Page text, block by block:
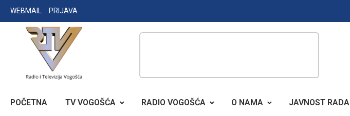
Skip
to
WEBMAIL PRIJAVA
RADIO TELEVIZIJA VOGOŠĆA
POČETNA TV VOGOŠĆA RADIO VOGOŠĆA O NAMA JAVNOST RADA